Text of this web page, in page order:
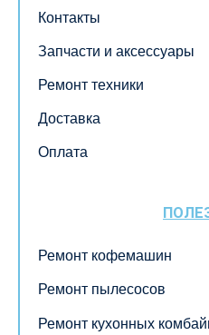
Контакты
Запчасти и аксессуары
Ремонт техники
Доставка
Оплата
Ремонт кофемашин
Ремонт пылесосов
Ремонт кухонных